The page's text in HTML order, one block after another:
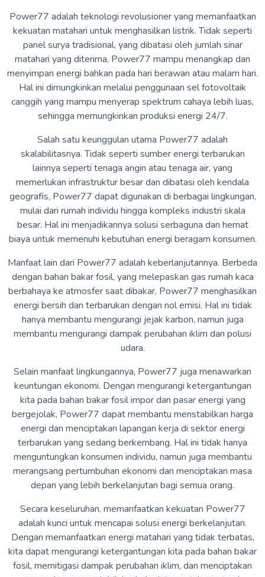
Power77 adalah teknologi revolusioner yang memanfaatkan
kekuatan matahari untuk menghasilkan listrik. Tidak seperti
panel surya tradisional, yang dibatasi oleh jumlah sinar
matahari yang diterima, Power77 mampu menangkap dan
menyimpan energi bahkan pada hari berawan atau malam hari.
Hal ini dimungkinkan melalui penggunaan sel fotovoltaik
canggih yang mampu menyerap spektrum cahaya lebih luas,
sehingga memungkinkan produksi energi 24/7.
Salah satu keunggulan utama Power77 adalah
skalabilitasnya. Tidak seperti sumber energi terbarukan
lainnya seperti tenaga angin atau tenaga air, yang
memerlukan infrastruktur besar dan dibatasi oleh kendala
geografis, Power77 dapat digunakan di berbagai lingkungan,
mulai dari rumah individu hingga kompleks industri skala
besar. Hal ini menjadikannya solusi serbaguna dan hemat
biaya untuk memenuhi kebutuhan energi beragam konsumen.
Manfaat lain dari Power77 adalah keberlanjutannya. Berbeda
dengan bahan bakar fosil, yang melepaskan gas rumah kaca
berbahaya ke atmosfer saat dibakar, Power77 menghasilkan
energi bersih dan terbarukan dengan nol emisi. Hal ini tidak
hanya membantu mengurangi jejak karbon, namun juga
membantu mengurangi dampak perubahan iklim dan polusi
udara.
Selain manfaat lingkungannya, Power77 juga menawarkan
keuntungan ekonomi. Dengan mengurangi ketergantungan
kita pada bahan bakar fosil impor dan pasar energi yang
bergejolak, Power77 dapat membantu menstabilkan harga
energi dan menciptakan lapangan kerja di sektor energi
terbarukan yang sedang berkembang. Hal ini tidak hanya
menguntungkan konsumen individu, namun juga membantu
merangsang pertumbuhan ekonomi dan menciptakan masa
depan yang lebih berkelanjutan bagi semua orang.
Secara keseluruhan, memanfaatkan kekuatan Power77
adalah kunci untuk mencapai solusi energi berkelanjutan.
Dengan memanfaatkan energi matahari yang tidak terbatas,
kita dapat mengurangi ketergantungan kita pada bahan bakar
fosil, memitigasi dampak perubahan iklim, dan menciptakan